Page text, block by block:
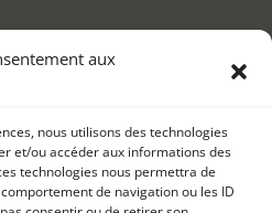
aux
nous utilisons des technologies
et/ou accéder aux informations des
technologies nous permettra de
de navigation ou les ID